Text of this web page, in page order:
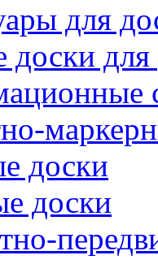
для
доски
доски
доски